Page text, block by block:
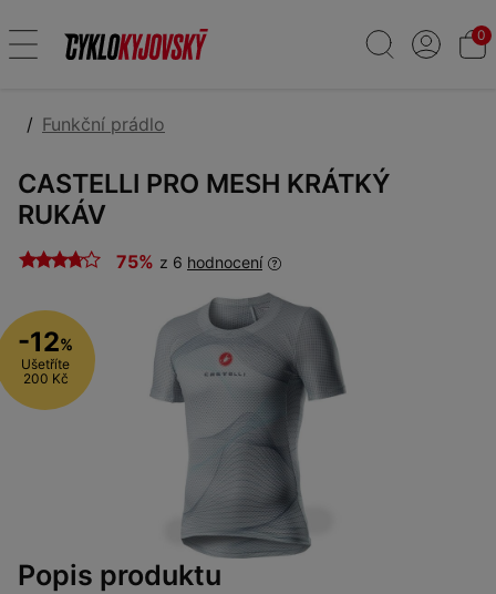
0
Funkční prádlo
CASTELLI PRO MESH KRÁTKÝ
RUKÁV
75% z 6 hodnocení
-12%
Ušetříte
200 Kč
Popis produktu